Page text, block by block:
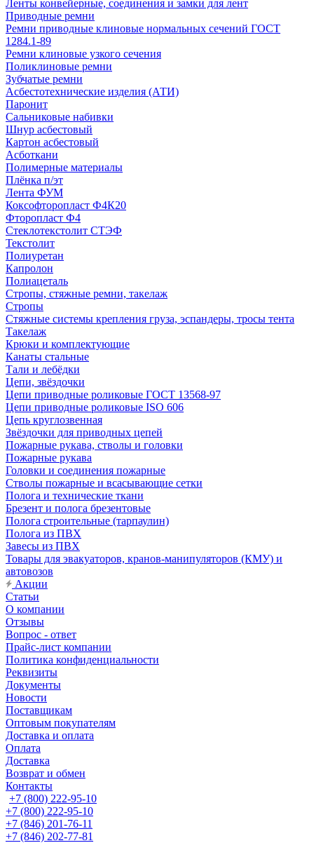
Ленты конвейерные, соединения и замки для лент
Приводные ремни
Ремни приводные клиновые нормальных сечений ГОСТ
1284.1-89
Ремни клиновые узкого сечения
Поликлиновые ремни
Зубчатые ремни
Асбестотехнические изделия (АТИ)
Паронит
Сальниковые набивки
Шнур асбестовый
Картон асбестовый
Асботкани
Полимерные материалы
Плёнка п/эт
Лента ФУМ
Коксофторопласт Ф4К20
Фторопласт Ф4
Стеклотекстолит СТЭФ
Текстолит
Полиуретан
Капролон
Полиацеталь
Стропы, стяжные ремни, такелаж
Стропы
Стяжные системы крепления груза, эспандеры, тросы тента
Такелаж
Крюки и комплектующие
Канаты стальные
Тали и лебёдки
Цепи, звёздочки
Цепи приводные роликовые ГОСТ 13568-97
Цепи приводные роликовые ISO 606
Цепь круглозвенная
Звёздочки для приводных цепей
Пожарные рукава, стволы и головки
Пожарные рукава
Головки и соединения пожарные
Стволы пожарные и всасывающие сетки
Полога и технические ткани
Брезент и полога брезентовые
Полога строительные (тарпаулин)
Полога из ПВХ
Завесы из ПВХ
Товары для эвакуаторов, кранов-манипуляторов (КМУ) и
автовозов
Акции
Статьи
О компании
Отзывы
Вопрос - ответ
Прайс-лист компании
Политика конфиденциальности
Реквизиты
Документы
Новости
Поставщикам
Оптовым покупателям
Доставка и оплата
Оплата
Доставка
Возврат и обмен
Контакты
+7 (800) 222-95-10
+7 (800) 222-95-10
+7 (846) 201-76-11
+7 (846) 202-77-81